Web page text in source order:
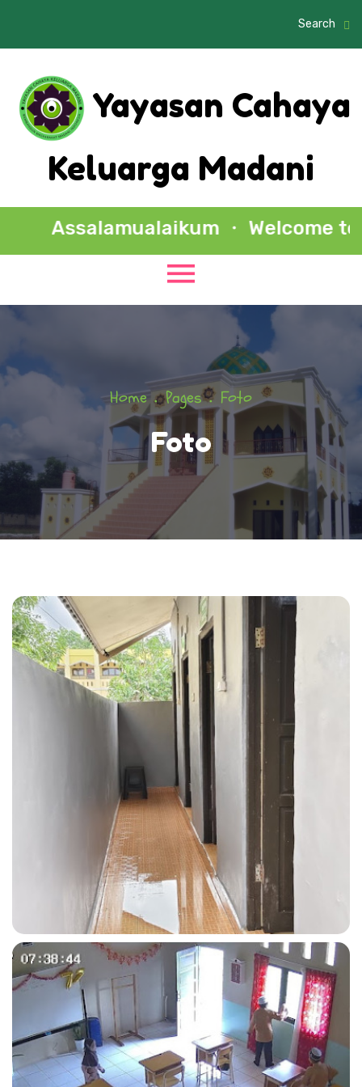
Search
Yayasan Cahaya
Keluarga Madani
Assalamualaikum ・ Welcome to
Home Pages Foto
Foto